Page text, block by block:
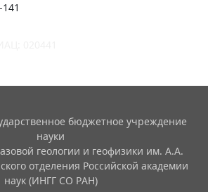
бюджетное учреждение
науки
геологии и геофизики им. А.А.
отделения Российской академии
наук (ИНГГ СО РАН)